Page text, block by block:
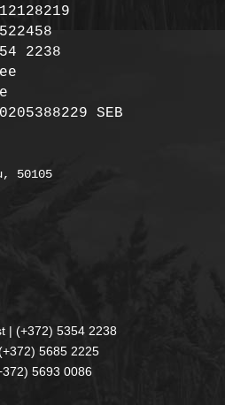
2238
SEB
50105
| (+372) 5354 2238
5685 2225
5693 0086